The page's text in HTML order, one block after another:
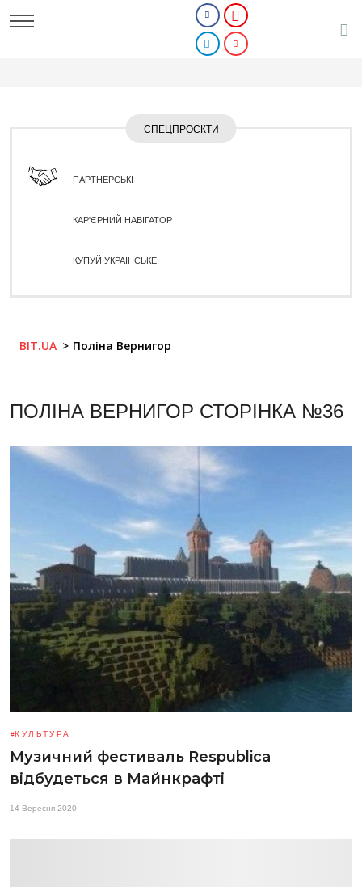
СПЕЦПРОЄКТИ
ПАРТНЕРСЬКІ
КАР'ЄРНИЙ НАВІГАТОР
КУПУЙ УКРАЇНСЬКЕ
BIT.UA Поліна Вернигор
ПОЛІНА ВЕРНИГОР СТОРІНКА №36
КУЛЬТУРА
Музичний фестиваль Respublica
відбудеться в Майнкрафті
14 Вересня 2020